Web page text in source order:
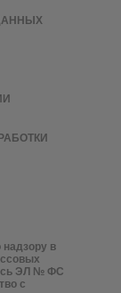
надзору в
ЭЛ № ФС
с